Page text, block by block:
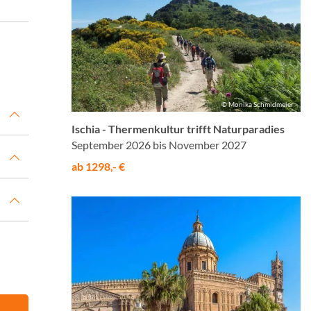
© Monika Schmidmeier
Ischia - Thermenkultur trifft Naturparadies
September 2026 bis November 2027
ab 1298,- €